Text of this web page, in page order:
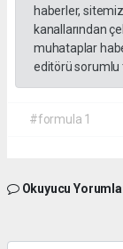
haberler,
kanallarından
muhataplar
editörü sorumlu
#formula 1
Okuyucu